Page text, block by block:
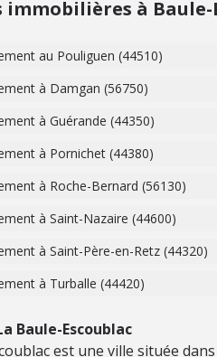
immobilières à Baule-
au Pouliguen (44510)
à Damgan (56750)
à Guérande (44350)
à Pornichet (44380)
à Roche-Bernard (56130)
à Saint-Nazaire (44600)
à Saint-Père-en-Retz (44320)
à Turballe (44420)
Baule-Escoublac
est une ville située